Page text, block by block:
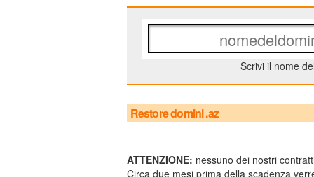
Scrivi il nome
Restore domini .az
ATTENZIONE: nessuno dei nostri
Circa due mesi prima della scadenza